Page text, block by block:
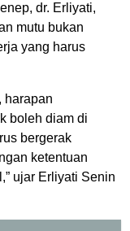
dr. Erliyati,
mutu bukan
yang harus
harapan
boleh diam di
bergerak
ketentuan
ujar Erliyati Senin